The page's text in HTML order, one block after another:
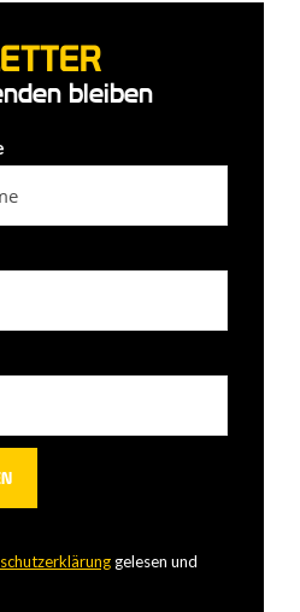
bleiben
gelesen und